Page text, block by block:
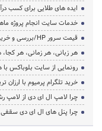
ایده های طلایی برای کسب
خدمات سایت انجام پروژه
قیمت سرور HP/بررسی و خرید سرور اچ پی
هر زبانی، هر زمانی، هر کجا،
رونمایی از سایت بلوباکس
خرید تلگرام پرمیوم با ارزان
چرا لامپ ال ای دی از
چرا پنل های ال ای دی